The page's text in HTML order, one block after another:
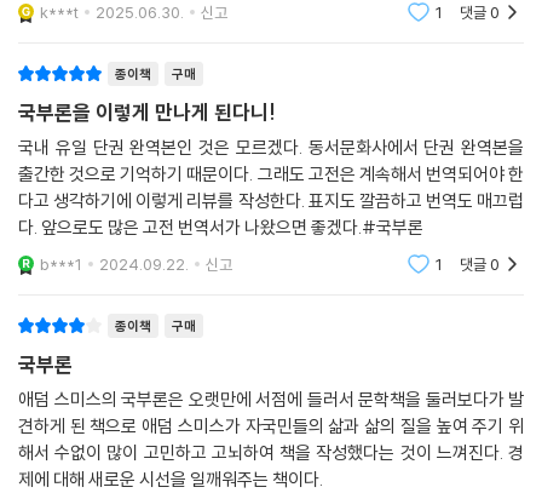
스미스 당시의 경제도 그 시대의 정치·군사·문화 배경과 긴밀히 연결되어
염병이 발생했고, 두 번의 네덜란드 전쟁, 명예혁명(1688년)으로 인한 혼
란, 아일랜드 전쟁, 네 번에 걸친 대(對) 프랑스 전쟁(1688, 1702, 1742,
1756년), 그리고 아메리카 식민지의 독립전쟁 등이 있었다.
이 책의 직접적인 배경으로는, 1756년에 시작된 7년 전쟁이 있다. 인도와
북아메리카에 대한 해외 무역이 『국부론』의 중요한 배경이므로 이 사건은
자주 등장한다. 그는 이 전쟁을 통해 국가가 무역을 관리하고 규제하는 것
보다, 개인의 경제 활동에 대한 자유를 보장하는 것이 국가의 부를 증가시
손” 사상에 반영되었다.
7년 전쟁의 결과로 영국에 패배한 프랑스는 1776년에 시작된 미국 독립
전쟁에 영국 식민지들 편에 서서 적극 지원하게 되었고, 이는 식민지가 독
립전쟁에서 승리하는 데 결정적인 계기가 되었다. 이로 인해 국력이 쇠약
해진 프랑스는 1780년대 재정 위기를 맞이했고, 이를 계기로 1789년에
에서의 교훈은 아직
k***t 2025.06.30. 신고 1 댓글0
종이책 구매
국부론을 이렇게 만나게 된다니!
국내 유일 단권 완역본인 것은 모르겠다. 동서문화사에서 단권 완역본을
출간한 것으로 기억하기 때문이다. 그래도 고전은 계속해서 번역되어야 한
다고 생각하기에 이렇게 리뷰를 작성한다. 표지도 깔끔하고 번역도 매끄럽
다. 앞으로도 많은 고전 번역서가 나왔으면 좋겠다.#국부론
b***1 2024.09.22. 신고 1 댓글0
종이책 구매
국부론
애덤 스미스의 국부론은 오랫만에 서점에 들러서 문학책을 둘러보다가 발
견하게 된 책으로 애덤 스미스가 자국민들의 삶과 삶의 질을 높여 주기 위
해서 수없이 많이 고민하고 고뇌하여 책을 작성했다는 것이 느껴진다. 경
제에 대해 새로운 시선을 일깨워주는 책이다.